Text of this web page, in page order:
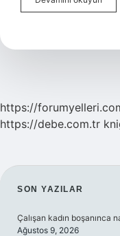
Mı
https://
https://debe.com.tr
SON YAZILAR
Çalışan kadın boşanınca
Ağustos 9, 2026